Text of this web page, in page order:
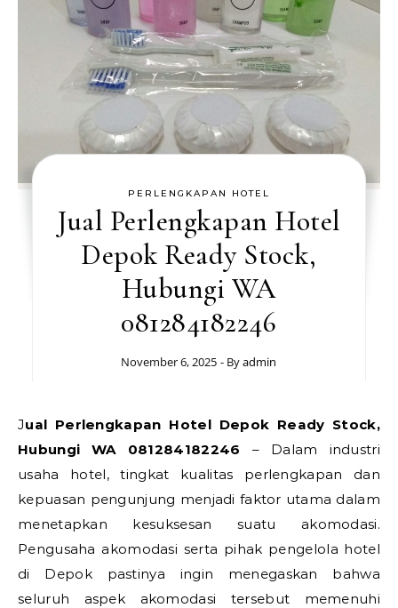
PERLENGKAPAN HOTEL
Jual Perlengkapan Hotel
Depok Ready Stock,
Hubungi WA
081284182246
November 6, 2025 - Byadmin
Jual Perlengkapan Hotel Depok Ready Stock,
Hubungi WA 081284182246 – Dalam industri
usaha hotel, tingkat kualitas perlengkapan dan
kepuasan pengunjung menjadi faktor utama dalam
menetapkan kesuksesan suatu akomodasi.
Pengusaha akomodasi serta pihak pengelola hotel
di Depok pastinya ingin menegaskan bahwa
seluruh aspek akomodasi tersebut memenuhi